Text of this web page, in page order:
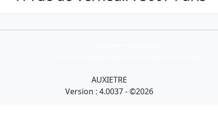
AUXIETRE
Version : 4.0037 - ©2026